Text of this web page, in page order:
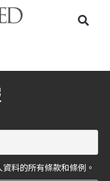
料的所有條款和條例。